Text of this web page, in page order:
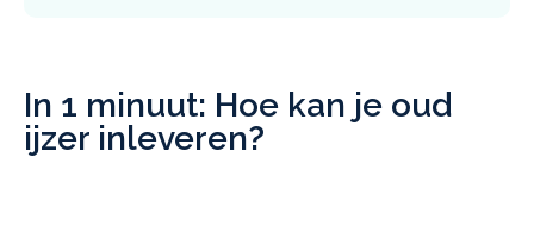
In 1 minuut: Hoe kan je oud
ijzer inleveren?